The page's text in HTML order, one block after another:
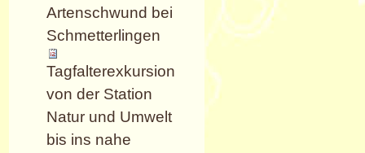
Artenschwund bei
Schmetterlingen
Tagfalterexkursion
von der Station
Natur und Umwelt
bis ins nahe